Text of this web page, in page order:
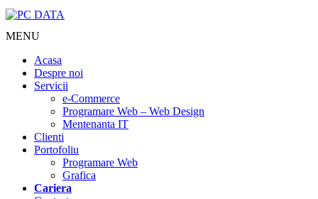
MENU
Acasa
Despre noi
Servicii
e-Commerce
Programare Web – Web Design
Mentenanta IT
Clienti
Portofoliu
Programare Web
Grafica
Cariera